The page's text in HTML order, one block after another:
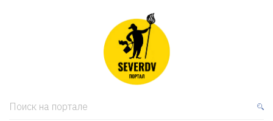
Поиск на портале